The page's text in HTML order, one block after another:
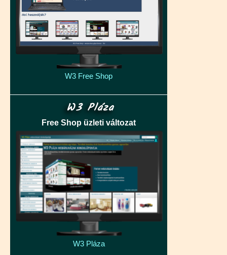
W3 Free Shop
W3 Pláza
Free Shop üzleti változat
W3 Pláza